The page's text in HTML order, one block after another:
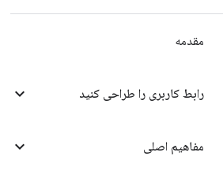
مقدمه
رابط کاربری را طراحی کنید
مفاهیم اصلی